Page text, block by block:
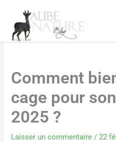
contenu
Comment
cage pour
2025 ?
Laisser un commentaire /22